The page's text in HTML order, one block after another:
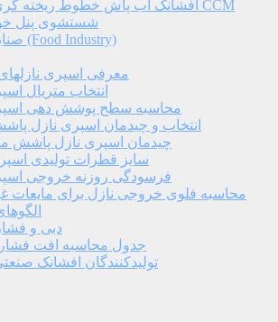
افشانک آب پاش خطوط ریخته گری مداوم CCM
شستشوی پنل
صنایع غذایی (Food Industry)
معرفی اسپری
انتخاب متریال
محاسبه سطح پوشش دهی
انتخاب و چیدمان اسپری نازل
چیدمان اسپری نازل پاشش
سایز قطرات تولیدی
فرسودگی روزنه خروجی
محاسبه فلوی خروجی نازل برای مایعات
دبی و
جدول محاسبه افت فشار
تولیدکنندگان افشانک